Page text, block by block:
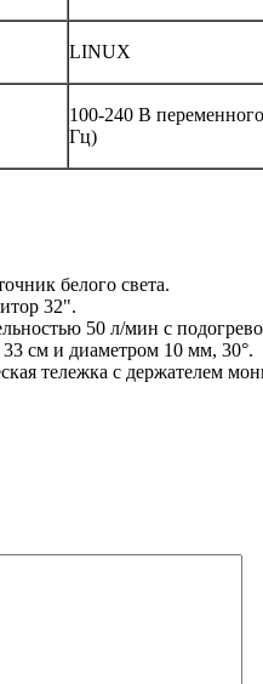
LINUX
100-240 В
Гц)
белого света.
32".
50 л/мин с
см и диаметром 10 мм, 30°.
тележка с держателем